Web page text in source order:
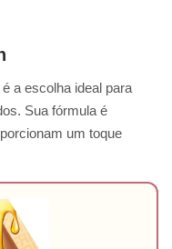
a escolha ideal para
Sua fórmula é
um toque